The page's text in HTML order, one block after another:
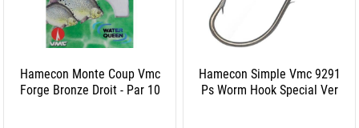
Hamecon Monte Coup Vmc
Forge Bronze Droit - Par 10
Hamecon Simple Vmc 9291
Ps Worm Hook Special Ver